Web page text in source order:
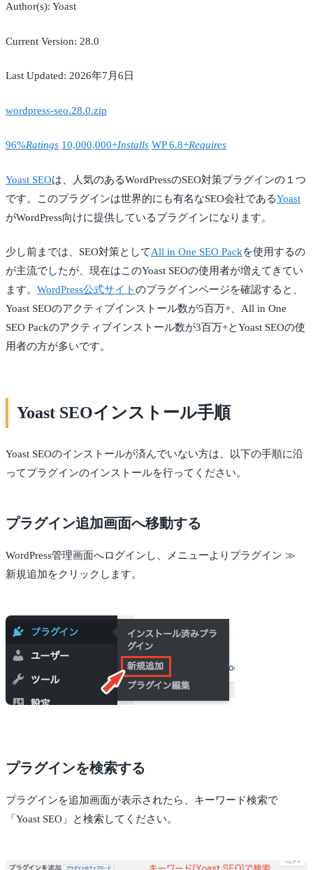
Author(s): Yoast
Current Version: 28.0
Last Updated: 2026年7月6日
wordpress-seo.28.0.zip
96%Ratings 10,000,000+Installs WP 6.8+Requires
Yoast SEOは、人気のあるWordPressのSEO対策プラグインの１つ
です。このプラグインは世界的にも有名なSEO会社であるYoast
がWordPress向けに提供しているプラグインになります。
少し前までは、SEO対策としてAll in One SEO Packを使用するの
が主流でしたが、現在はこのYoast SEOの使用者が増えてきてい
ます。 WordPress公式サイトのプラグインページを確認すると、
Yoast SEOのアクティブインストール数が5百万+、All in One
SEO Packのアクティブインストール数が3百万+とYoast SEOの使
用者の方が多いです。
Yoast SEOインストール手順
Yoast SEOのインストールが済んでいない方は、以下の手順に沿
ってプラグインのインストールを行ってください。
プラグイン追加画面へ移動する
WordPress管理画面へログインし、メニューよりプラグイン ≫
新規追加をクリックします。
プラグインを検索する
プラグインを追加画面が表示されたら、キーワード検索で
「Yoast SEO」と検索してください。